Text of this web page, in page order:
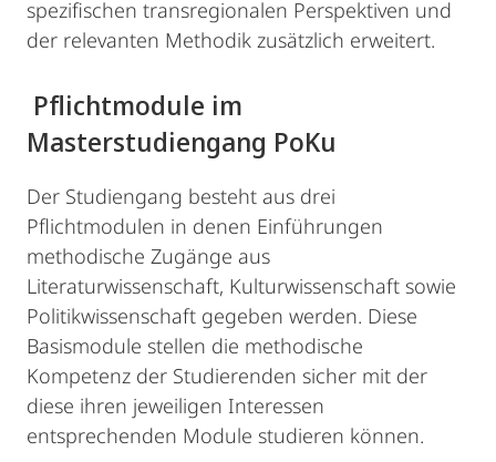
spezifischen transregionalen Perspektiven und
der relevanten Methodik zusätzlich erweitert.
Pflichtmodule im
Masterstudiengang PoKu
Der Studiengang besteht aus drei
Pflichtmodulen in denen Einführungen
methodische Zugänge aus
Literaturwissenschaft, Kulturwissenschaft sowie
Politikwissenschaft gegeben werden. Diese
Basismodule stellen die methodische
Kompetenz der Studierenden sicher mit der
diese ihren jeweiligen Interessen
entsprechenden Module studieren können.